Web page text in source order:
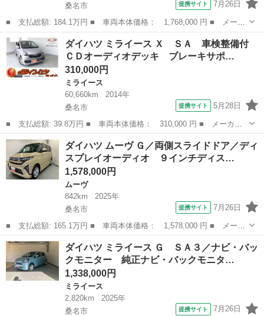
桑名市 提携サイト 7月26日
■ 支払総額: 184.1万円 ■ 車両本体価格： 1,768,000 円 ■ メーカ
ー名： ダイハツ ■ 車種名： タント ■ グレード名： ファンク
ロスターボリミテッド／９インチディスプレイオーディオ ターボ
車・９イン...
三重 桑名市 タント
ダイハツ ミライース Ｘ ＳＡ 車検整備付
ＣＤオーディオデッキ ブレーキサポ…
310,000円
ミライース
60,660km
2014年
桑名市
提携サイト 5月28日
■ 支払総額: 39.8万円 ■ 車両本体価格： 310,000 円 ■ メーカー
名： ダイハツ ■ 車種名： ミライース ■ グレード名： Ｘ Ｓ
Ａ 車検整備付 ＣＤオーディオデッキ ブレーキサポート アイド
リングストッ...
三重 桑名市 ミライース
ダイハツ ムーヴ Ｇ／両側スライドドア／ディ
スプレイオーディオ ９インチディス…
1,578,000円
ムーヴ
842km
2025年
桑名市
提携サイト 7月26日
■ 支払総額: 165.1万円 ■ 車両本体価格： 1,578,000 円 ■ メーカ
ー名： ダイハツ ■ 車種名： ムーヴ ■ グレード名： Ｇ／両側
スライドドア／ディスプレイオーディオ ９インチディスプレイオー
ディオ ...
三重 桑名市 ムーヴ
ダイハツ ミライース Ｇ ＳＡ３／ナビ・バッ
クモニター 純正ナビ・バックモニタ…
1,338,000円
ミライース
2,820km
2025年
桑名市
提携サイト 7月26日